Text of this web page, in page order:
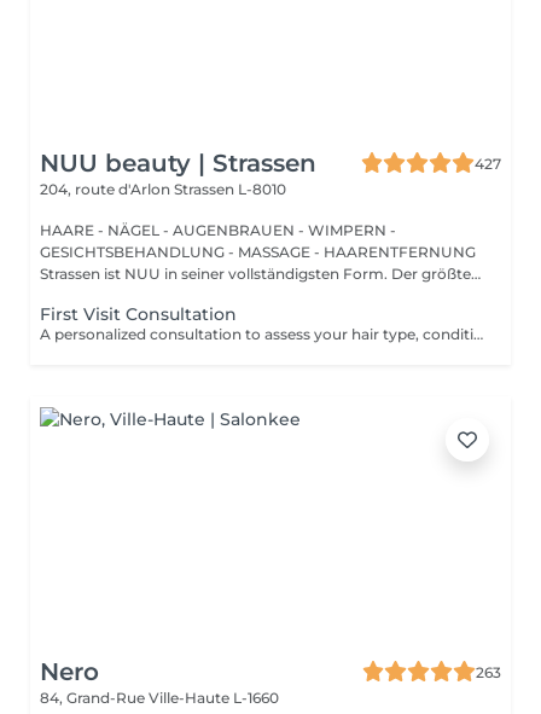
NUU beauty | Strassen
427
204, route d'Arlon Strassen L-8010
HAARE - NÄGEL - AUGENBRAUEN - WIMPERN -
GESICHTSBEHANDLUNG - MASSAGE - HAARENTFERNUNG
Strassen ist NUU in seiner vollständigsten Form. Der größte
First Visit Consultation
A personalized consultation to assess your hair type, condition, and goals helping us recommend the perfect treatments, color, or cut to suit your style and lifestyle.
Nero
263
84, Grand-Rue Ville-Haute L-1660